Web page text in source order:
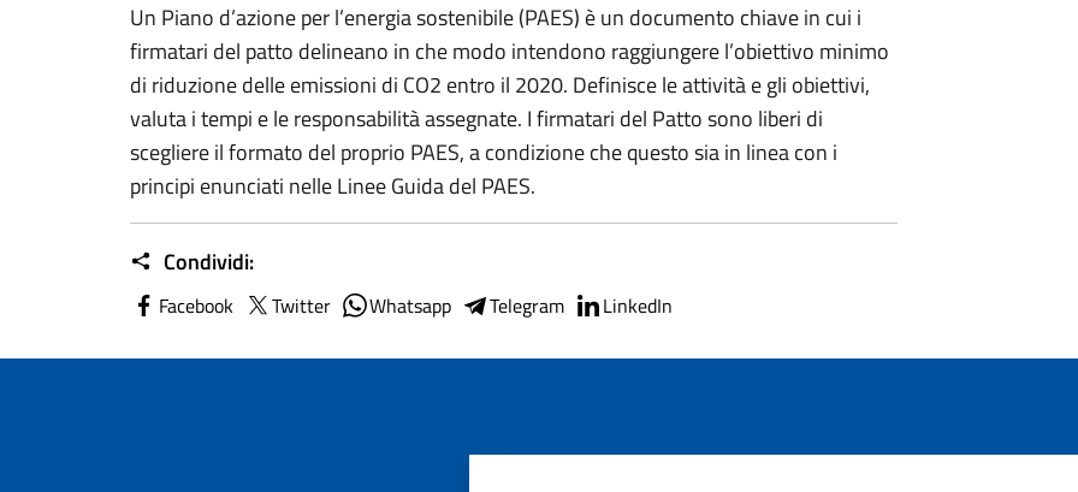
Un Piano d’azione per l’energia sostenibile (PAES) è un documento chiave in cui i
firmatari del patto delineano in che modo intendono raggiungere l’obiettivo minimo
di riduzione delle emissioni di CO2 entro il 2020. Definisce le attività e gli obiettivi,
valuta i tempi e le responsabilità assegnate. I firmatari del Patto sono liberi di
scegliere il formato del proprio PAES, a condizione che questo sia in linea con i
principi enunciati nelle Linee Guida del PAES.
Condividi:
Facebook Twitter Whatsapp Telegram LinkedIn